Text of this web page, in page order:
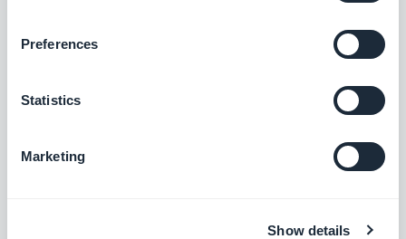
Preferences
Statistics
Marketing
Show details